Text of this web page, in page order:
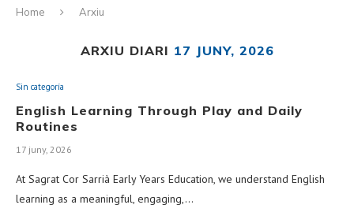
Home Arxiu
ARXIU DIARI 17 JUNY, 2026
Sin categoría
English Learning Through Play and Daily
Routines
17 juny, 2026
At Sagrat Cor Sarrià Early Years Education, we understand English
learning as a meaningful, engaging,…